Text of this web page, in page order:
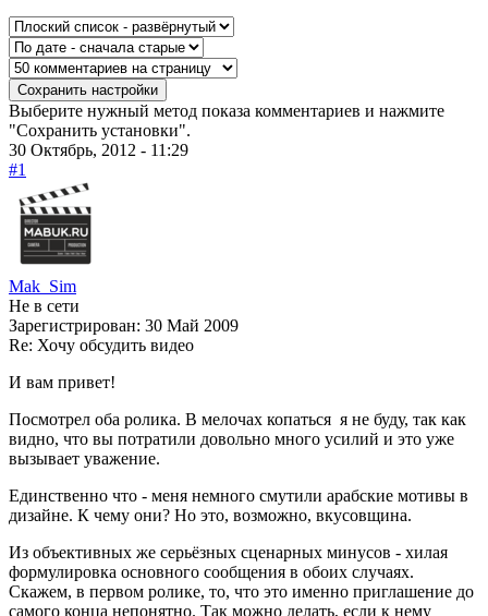
Выберите нужный метод показа комментариев и нажмите
"Сохранить установки".
30 Октябрь, 2012 - 11:29
#1
Mak_Sim
Не в сети
Зарегистрирован: 30 Май 2009
Re: Хочу обсудить видео
И вам привет!
Посмотрел оба ролика. В мелочах копаться я не буду, так как
видно, что вы потратили довольно много усилий и это уже
вызывает уважение.
Единственно что - меня немного смутили арабские мотивы в
дизайне. К чему они? Но это, возможно, вкусовщина.
Из объективных же серьёзных сценарных минусов - хилая
формулировка основного сообщения в обоих случаях.
Скажем, в первом ролике, то, что это именно приглашение до
самого конца непонятно. Так можно делать, если к нему